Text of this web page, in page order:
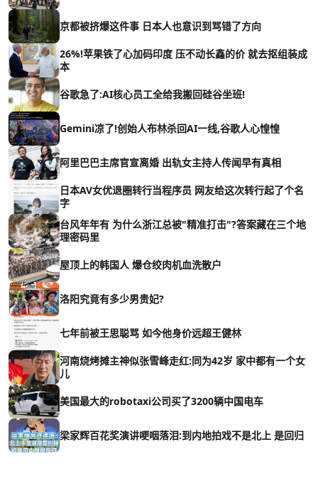
京都被挤爆这件事 日本人也意识到骂错了方向
26%!苹果铁了心加码印度 压不动长鑫的价 就去抠组装成
本
谷歌急了:AI核心员工全给我搬回硅谷坐班!
Gemini凉了!创始人布林杀回AI一线,谷歌人心惶惶
阿里巴巴主席官宣离婚 出轨女主持人传闻早有真相
日本AV女优退圈转行当程序员 网友给这次转行起了个名
字
台风年年有 为什么浙江总被"精准打击"?答案藏在三个地
理密码里
屋顶上的韩国人 爆仓绞肉机血洗散户
洛阳究竟有多少男贵妃?
七年前被王思聪骂 如今他身价远超王健林
河南烧烤摊主神似张雪峰走红:同为42岁 家中都有一个女
儿
美国最大的robotaxi公司买了3200辆中国电车
梁家辉百花奖演讲哽咽落泪:到内地拍戏不是北上 是回归